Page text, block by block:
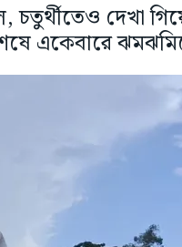
চতুর্থীতেও দেখা
একেবারে